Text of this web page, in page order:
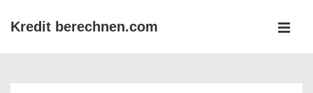
ZumKredit berechnen.com